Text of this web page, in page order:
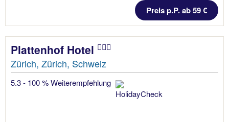
Preis p.P. ab 59 €
Plattenhof Hotel
Zürich, Zürich, Schweiz
5.3 - 100 % Weiterempfehlung